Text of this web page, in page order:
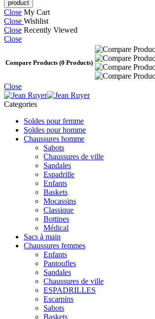
Close My Cart
Close Wishlist
Close Recently Viewed
Close
Compare Products (0 Products)
Close
Categories
Soldes pour femme
Soldes pour homme
Chaussures homme
Sabots
Chaussures de ville
Sandales
Espadrille
Enfants
Baskets
Mocassins
Classique
Bottines
Médical
Sacs à main
Chaussures femmes
Enfants
Pantoufles
Sandales
Chaussures de ville
ESPADRILLES
Escarpins
Sabots
Baskets